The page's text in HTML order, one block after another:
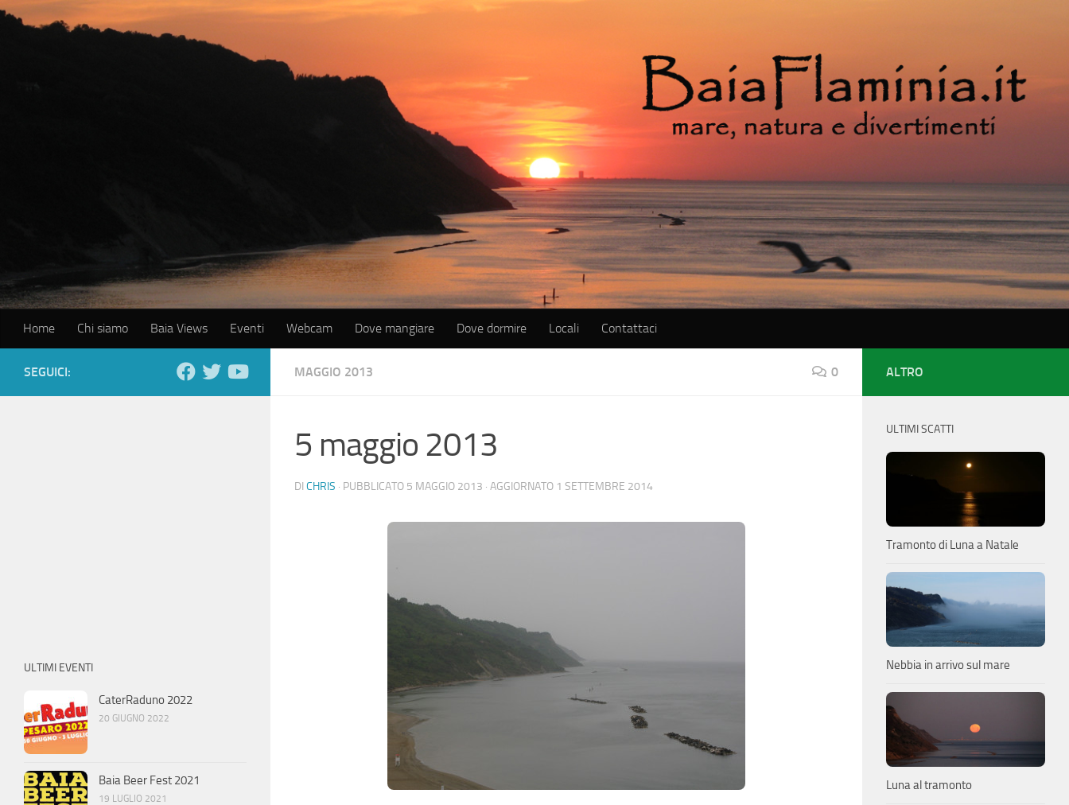
Salta al contenuto
Home Chi siamo Baia Views Eventi Webcam Dove mangiare Dove dormire Locali Contattaci
MAGGIO 2013 0
5 maggio 2013
DI CHRIS · PUBBLICATO 5 MAGGIO 2013 · AGGIORNATO 1 SETTEMBRE 2014
SEGUICI:
ULTIMI EVENTI
CaterRaduno 2022
20 GIUGNO 2022
Baia Beer Fest 2021
19 LUGLIO 2021
ALTRO
ULTIMI SCATTI
Tramonto di Luna a Natale
Nebbia in arrivo sul mare
Luna al tramonto